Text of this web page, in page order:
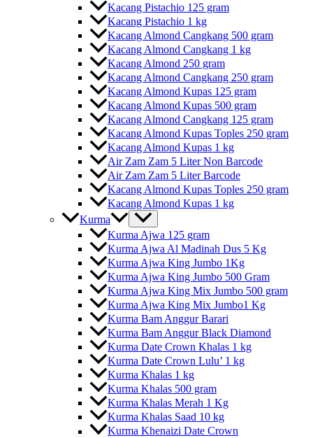
Kacang Pistachio 125 gram
Kacang Pistachio 1 kg
Kacang Almond Cangkang 500 gram
Kacang Almond Cangkang 1 kg
Kacang Almond 250 gram
Kacang Almond Cangkang 250 gram
Kacang Almond Kupas 125 gram
Kacang Almond Kupas 500 gram
Kacang Almond Cangkang 125 gram
Kacang Almond Kupas Toples 250 gram
Kacang Almond Kupas 1 kg
Air Zam Zam 5 Liter Non Barcode
Air Zam Zam 5 Liter Barcode
Kacang Almond Kupas Toples 250 gram
Kacang Almond Kupas 1 kg
Kurma
Kurma Ajwa 125 gram
Kurma Ajwa Al Madinah Dus 5 Kg
Kurma Ajwa King Jumbo 1Kg
Kurma Ajwa King Jumbo 500 Gram
Kurma Ajwa King Mix Jumbo 500 gram
Kurma Ajwa King Mix Jumbo1 Kg
Kurma Bam Anggur Barari
Kurma Bam Anggur Black Diamond
Kurma Date Crown Khalas 1 kg
Kurma Date Crown Lulu’ 1 kg
Kurma Khalas 1 kg
Kurma Khalas 500 gram
Kurma Khalas Merah 1 Kg
Kurma Khalas Saad 10 kg
Kurma Khenaizi Date Crown